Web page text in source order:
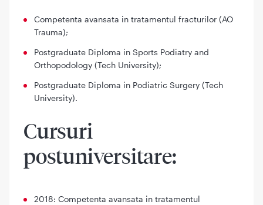
Competenta avansata in tratamentul fracturilor (AO
Trauma);
Postgraduate Diploma in Sports Podiatry and
Orthopodology (Tech University);
Postgraduate Diploma in Podiatric Surgery (Tech
University).
Cursuri
postuniversitare:
2018: Competenta avansata in tratamentul